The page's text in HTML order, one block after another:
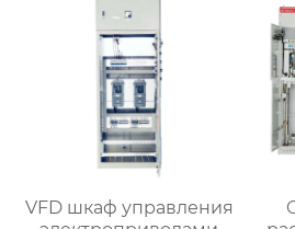
VFD шкаф управления